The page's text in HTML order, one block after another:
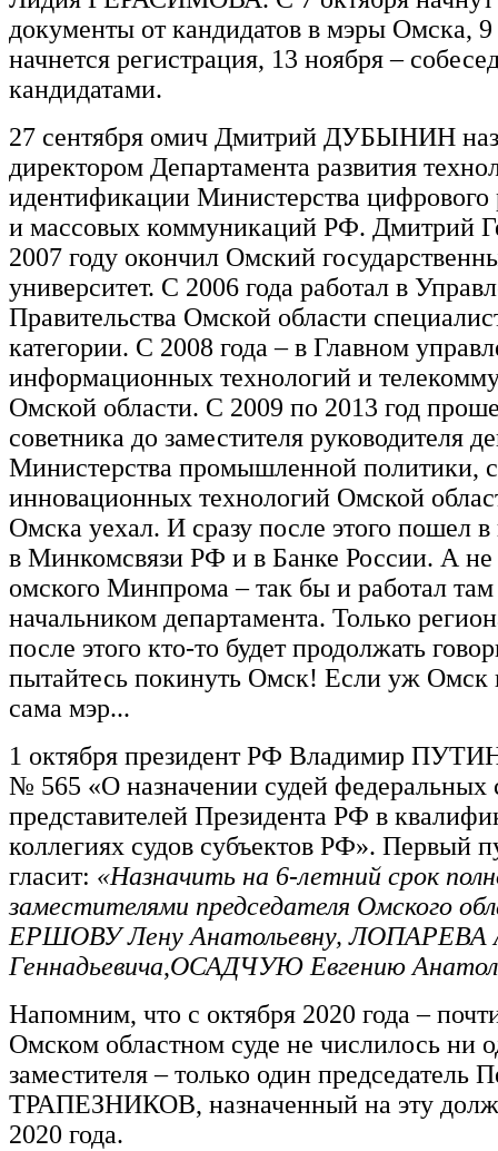
документы от кандидатов в мэры Омска, 9
начнется регистрация, 13 ноября –
кандидатами.
27 сентября омич Дмитрий ДУБЫНИН
директором Департамента развития
идентификации Министерства цифрового
и массовых коммуникаций РФ. Дмитрий
2007 году окончил Омский
университет. С 2006 года работал в
Правительства Омской области
категории. С 2008 года – в Главном
информационных технологий и
Омской области. С 2009 по 2013 год
советника до заместителя руководителя
Министерства промышленной политики,
инновационных технологий Омской
Омска уехал. И сразу после этого пошел в
в Минкомсвязи РФ и в Банке России. А
омского Минпрома – так бы и работал
начальником департамента. Только
после этого кто-то будет продолжать
пытайтесь покинуть Омск! Если уж Омск
сама мэр...
1 октября президент РФ Владимир
№ 565 «О назначении судей федеральных
представителей Президента РФ в
коллегиях судов субъектов РФ». Первый
гласит: «Назначить на 6-летний срок
заместителями председателя Омского
ЕРШОВУ Лену Анатольевну, ЛОПАРЕВА
Геннадьевича,ОСАДЧУЮ Евгению
Напомним, что с октября 2020 года –
Омском областном суде не числилось ни
заместителя – только один председатель
ТРАПЕЗНИКОВ, назначенный на эту
2020 года.